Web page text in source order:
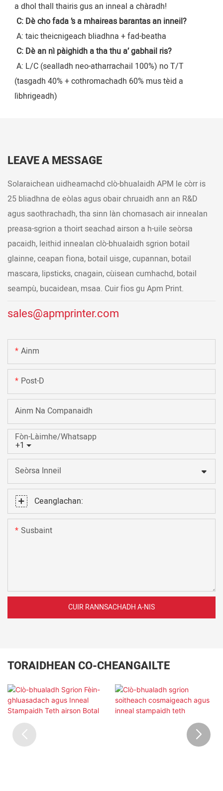
a dhol thall thairis gus an inneal a chàradh!
C: Dè cho fada ’s a mhaireas barantas an inneil?
A: taic theicnigeach bliadhna + fad-beatha
C: Dè an nì pàighidh a tha thu a’ gabhail ris?
(tasgadh 40% + cothromachadh 60% mus tèid a
lìbhrigeadh)
LEAVE A MESSAGE
Solaraichean uidheamachd clò-bhualaidh APM le còrr is
25 bliadhna de eòlas agus obair chruaidh ann an R&D
agus saothrachadh, tha sinn làn chomasach air innealan
preasa-sgrion a thoirt seachad airson a h-uile seòrsa
pacaidh, leithid innealan clò-bhualaidh sgrion botail
glainne, ceapan fìona, botail uisge, cupannan, botail
mascara, lipsticks, cnagain, cùisean cumhachd, botail
seampù, bucaidean, msaa. Cuir fios gu Apm Print.
sales@apmprinter.com
Ainm
Post-D
Ainm Na Companaidh
+1
Fòn-Làimhe/Whatsapp
Seòrsa Inneil
Ceanglachan:
Susbaint
CUIR RANNSACHADH A-NIS
TORAIDHEAN CO-CHEANGAILTE